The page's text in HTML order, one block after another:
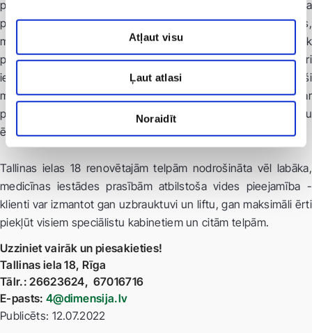
Atļaut visu
Ļaut atlasi
Noraidīt
parūpētos par sakoptu ārieni vai ļautos pārgalvīgām stila
pārvērtībām, par apmeklētājiem rūpējas prasmīgas frizieres,
manikīra un pedikīra speciālistes. Koncepta frizētavā tiek
piedāvāts plašs pakalpojumu klāsts, profesionāli meistari
iesaka katram klientam piemērotāko matu kosmētiku atbilstoši
matu īpatnībām un matu tipam. Meistari strādā vienīgi ar
pasaulē atzītā zīmola ''Kevin Murphy'' produkciju. Klientu
ērtībām produkciju ir iespējams iegādāties arī uz vietas.
Tallinas ielas 18 renovētajām telpām nodrošināta vēl labāka,
medicīnas iestādes prasībām atbilstoša vides pieejamība -
klienti var izmantot gan uzbrauktuvi un liftu, gan maksimāli ērti
piekļūt visiem speciālistu kabinetiem un citām telpām.
Uzziniet vairāk un piesakieties!
Tallinas iela 18, Rīga
Tālr.: 26623624, 67016716
E-pasts: 4@dimensija.lv
Publicēts: 12.07.2022